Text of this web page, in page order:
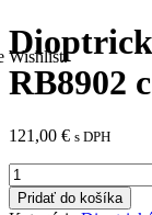
Wishlist.
RB8902
121,00 € s DPH
množstvo
Dioptrické
Pridať do košíka